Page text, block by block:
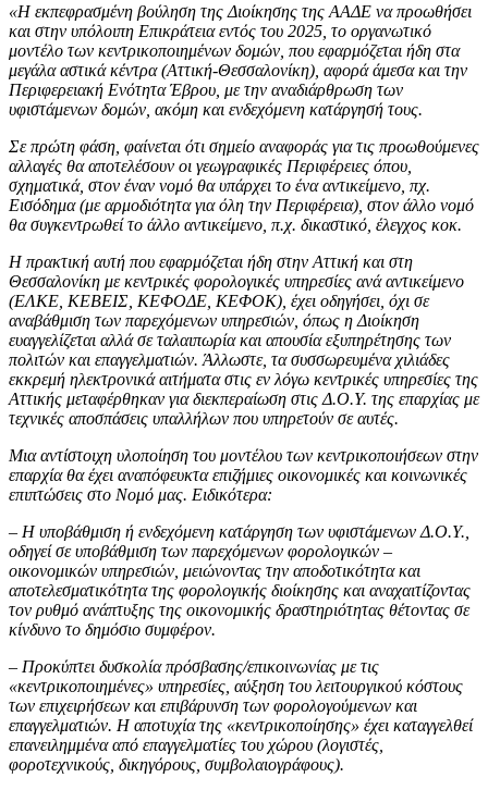
«H εκπεφρασμένη βούληση της Διοίκησης της ΑΑΔΕ να προωθήσει
και στην υπόλοιπη Επικράτεια εντός του 2025, το οργανωτικό
μοντέλο των κεντρικοποιημένων δομών, που εφαρμόζεται ήδη στα
μεγάλα αστικά κέντρα (Αττική-Θεσσαλονίκη), αφορά άμεσα και την
Περιφερειακή Ενότητα Έβρου, με την αναδιάρθρωση των
υφιστάμενων δομών, ακόμη και ενδεχόμενη κατάργησή τους.
Σε πρώτη φάση, φαίνεται ότι σημείο αναφοράς για τις προωθούμενες
αλλαγές θα αποτελέσουν οι γεωγραφικές Περιφέρειες όπου,
σχηματικά, στον έναν νομό θα υπάρχει το ένα αντικείμενο, πχ.
Εισόδημα (με αρμοδιότητα για όλη την Περιφέρεια), στον άλλο νομό
θα συγκεντρωθεί το άλλο αντικείμενο, π.χ. δικαστικό, έλεγχος κοκ.
Η πρακτική αυτή που εφαρμόζεται ήδη στην Αττική και στη
Θεσσαλονίκη με κεντρικές φορολογικές υπηρεσίες ανά αντικείμενο
(ΕΛΚΕ, ΚΕΒΕΙΣ, ΚΕΦΟΔΕ, ΚΕΦΟΚ), έχει οδηγήσει, όχι σε
αναβάθμιση των παρεχόμενων υπηρεσιών, όπως η Διοίκηση
ευαγγελίζεται αλλά σε ταλαιπωρία και απουσία εξυπηρέτησης των
πολιτών και επαγγελματιών. Άλλωστε, τα συσσωρευμένα χιλιάδες
εκκρεμή ηλεκτρονικά αιτήματα στις εν λόγω κεντρικές υπηρεσίες της
Αττικής μεταφέρθηκαν για διεκπεραίωση στις Δ.Ο.Υ. της επαρχίας με
τεχνικές αποσπάσεις υπαλλήλων που υπηρετούν σε αυτές.
Μια αντίστοιχη υλοποίηση του μοντέλου των κεντρικοποιήσεων στην
επαρχία θα έχει αναπόφευκτα επιζήμιες οικονομικές και κοινωνικές
επιπτώσεις στο Νομό μας. Ειδικότερα:
– Η υποβάθμιση ή ενδεχόμενη κατάργηση των υφιστάμενων Δ.Ο.Υ.,
οδηγεί σε υποβάθμιση των παρεχόμενων φορολογικών –
οικονομικών υπηρεσιών, μειώνοντας την αποδοτικότητα και
αποτελεσματικότητα της φορολογικής διοίκησης και αναχαιτίζοντας
τον ρυθμό ανάπτυξης της οικονομικής δραστηριότητας θέτοντας σε
κίνδυνο το δημόσιο συμφέρον.
– Προκύπτει δυσκολία πρόσβασης/επικοινωνίας με τις
«κεντρικοποιημένες» υπηρεσίες, αύξηση του λειτουργικού κόστους
των επιχειρήσεων και επιβάρυνση των φορολογούμενων και
επαγγελματιών. Η αποτυχία της «κεντρικοποίησης» έχει καταγγελθεί
επανειλημμένα από επαγγελματίες του χώρου (λογιστές,
φοροτεχνικούς, δικηγόρους, συμβολαιογράφους).